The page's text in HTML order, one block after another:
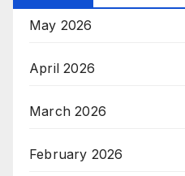
May 2026
April 2026
March 2026
February 2026